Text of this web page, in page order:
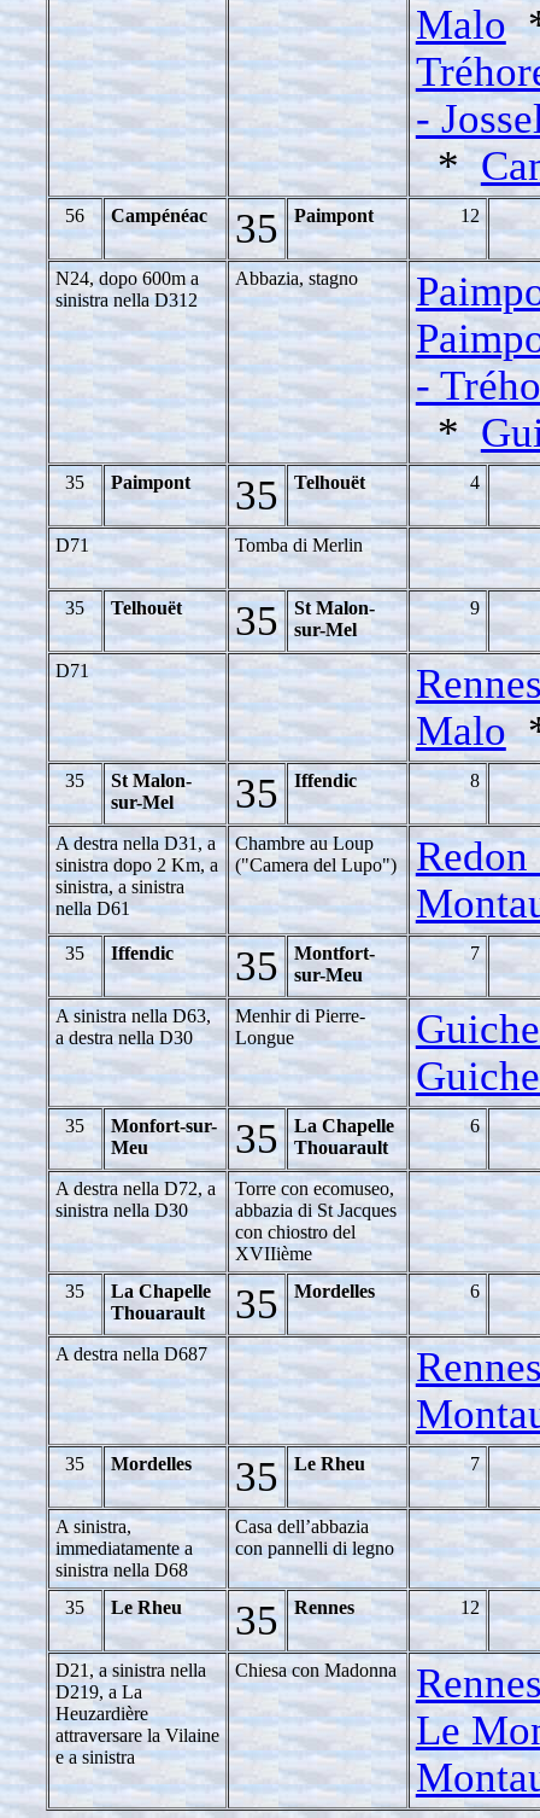
Malo
-
*
56 Campénéac 35 Paimpont 12
N24, dopo 600m a
sinistra nella D312
Abbazia, stagno
-
*
35 Paimpont 35 Telhouët 4
D71 Tomba di Merlin
35 Telhouët 35
St Malon-
sur-Mel
9
D71
Malo
35
St Malon-
sur-Mel
35 Iffendic 8
A destra nella D31, a
sinistra dopo 2 Km, a
sinistra, a sinistra
nella D61
Chambre au Loup
("Camera del Lupo")
35 Iffendic 35
Montfort-
sur-Meu
7
A sinistra nella D63,
a destra nella D30
Menhir di Pierre-
Longue
35
Monfort-sur-
Meu
35
La Chapelle
Thouarault
6
A destra nella D72, a
sinistra nella D30
Torre con ecomuseo,
abbazia di St Jacques
con chiostro del
XVIIième
35
La Chapelle
Thouarault
35 Mordelles 6
A destra nella D687
35 Mordelles 35 Le Rheu 7
A sinistra,
immediatamente a
sinistra nella D68
Casa dell’abbazia
con pannelli di legno
35 Le Rheu 35 Rennes 12
D21, a sinistra nella
D219, a La
Heuzardière
attraversare la Vilaine
e a sinistra
Chiesa con Madonna
Le